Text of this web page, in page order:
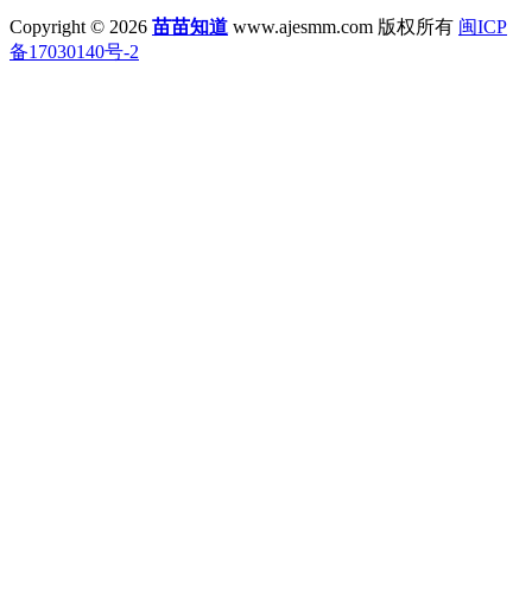
Copyright © 2026 苗苗知道 www.ajesmm.com 版权所有 闽ICP
备17030140号-2